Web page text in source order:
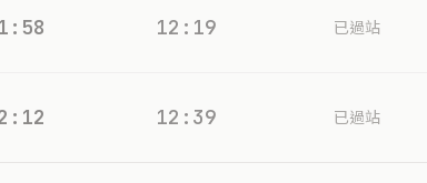
12:19 已過站
12:39 已過站